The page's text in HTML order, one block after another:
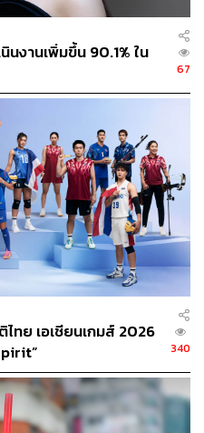
ายล้านคนเพื่อพยุงประเทศ
ว่าการกระทรวงการ
ใหญ่ที่มีความหนักหนาไม่
ประชากรนั้นมีความท้าทาย
ายด้านสังคมเป็นอย่างมาก
สูงอายุมีมากขึ้น แล้วใครจะ
นักงบประมาณ จากคนเสีย
นนี้มีการเสียภาษี 4.5 ล้าน
ม่เพียงกระทบต่อสังคม
กิจในอนาคตอันใกล้
งไทยที่น้อยลง อีกไม่นาน
นงานเพิ่มขึ้น 90.1% ใน
67
ทย เอเชียนเกมส์ 2026
340